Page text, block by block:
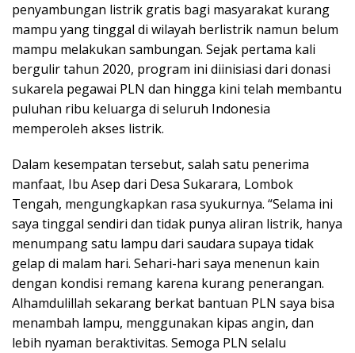
penyambungan listrik gratis bagi masyarakat kurang
mampu yang tinggal di wilayah berlistrik namun belum
mampu melakukan sambungan. Sejak pertama kali
bergulir tahun 2020, program ini diinisiasi dari donasi
sukarela pegawai PLN dan hingga kini telah membantu
puluhan ribu keluarga di seluruh Indonesia
memperoleh akses listrik.
Dalam kesempatan tersebut, salah satu penerima
manfaat, Ibu Asep dari Desa Sukarara, Lombok
Tengah, mengungkapkan rasa syukurnya. “Selama ini
saya tinggal sendiri dan tidak punya aliran listrik, hanya
menumpang satu lampu dari saudara supaya tidak
gelap di malam hari. Sehari-hari saya menenun kain
dengan kondisi remang karena kurang penerangan.
Alhamdulillah sekarang berkat bantuan PLN saya bisa
menambah lampu, menggunakan kipas angin, dan
lebih nyaman beraktivitas. Semoga PLN selalu